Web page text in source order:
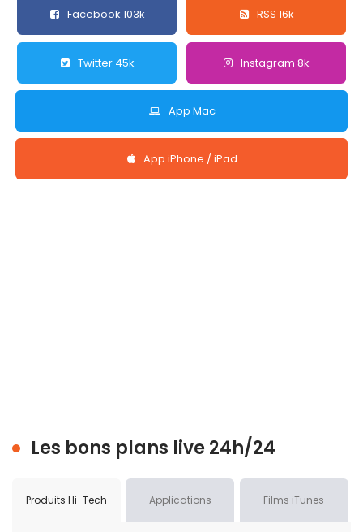
Facebook 103k RSS 16k
Twitter 45k Instagram 8k
App Mac
App iPhone / iPad
Les bons plans live 24h/24
Produits Hi-Tech Applications Films iTunes